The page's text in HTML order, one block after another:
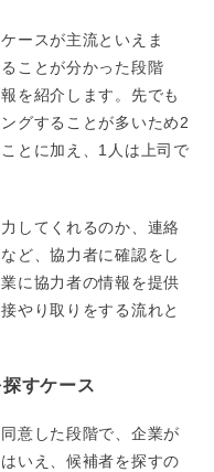
ースが主流といえま
ことが分かった段階
を紹介します。先でも
グすることが多いため2
とに加え、1人は上司で
してくれるのか、連絡
ど、協力者に確認をし
に協力者の情報を提供
やり取りをする流れと
すケース
意した段階で、企業が
いえ、候補者を探すの